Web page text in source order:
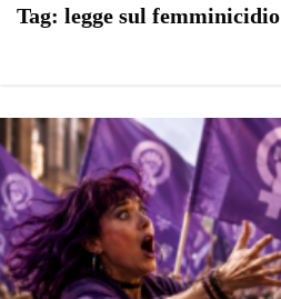
Tag: legge sul femminicidio